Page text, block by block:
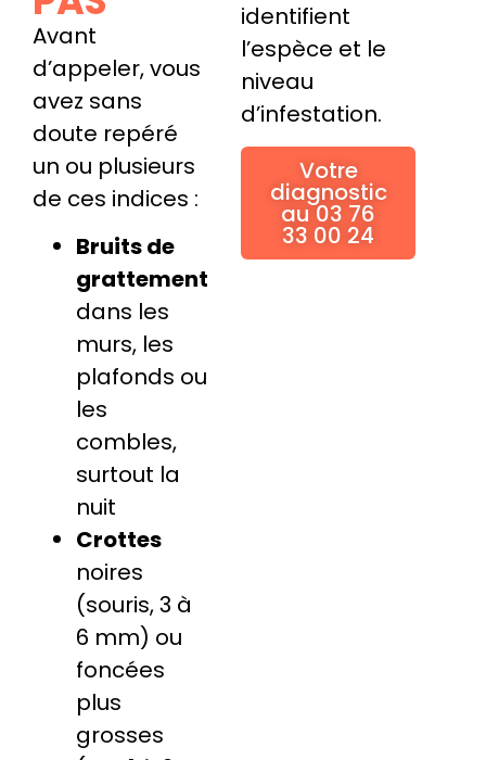
Avant
d’appeler, vous
avez sans
doute repéré
un ou plusieurs
de ces indices :
Bruits de
grattement
dans les
murs, les
plafonds ou
les
combles,
surtout la
nuit
Crottes
noires
(souris, 3 à
6 mm) ou
foncées
plus
grosses
identifient
l’espèce et le
niveau
d’infestation.
Votre
diagnostic
au 03 76
33 00 24